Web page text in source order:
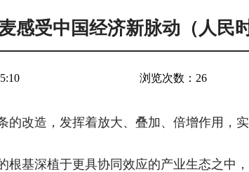
感受中国经济新脉动（人民时
浏览次数： 26
的改造，发挥着放大、叠加、倍增作用，
根基深植于更具协同效应的产业生态之中